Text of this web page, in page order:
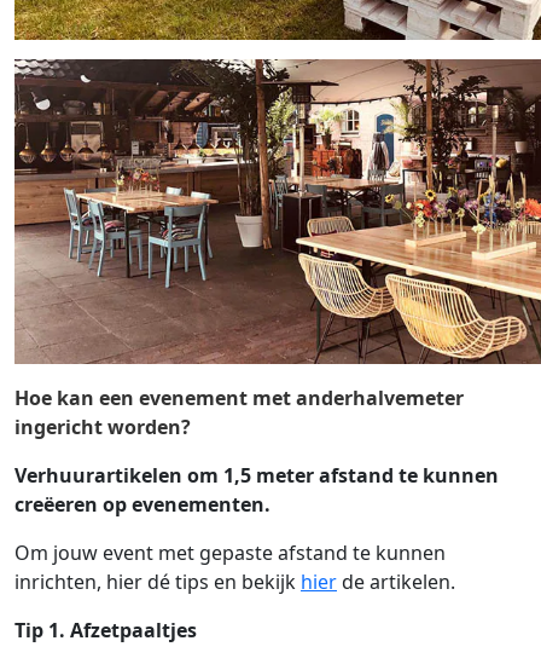
Hoe kan een evenement met anderhalvemeter
ingericht worden?
Verhuurartikelen om 1,5 meter afstand te kunnen
creëeren op evenementen.
Om jouw event met gepaste afstand te kunnen
inrichten, hier dé tips en bekijk hierde artikelen.
Tip 1. Afzetpaaltjes